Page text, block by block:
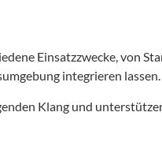
Einsatzzwecke, von
integrieren lassen.
Klang und